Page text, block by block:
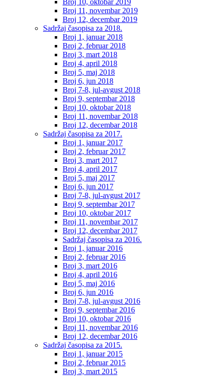
Broj 11, novembar 2019
Broj 12, decembar 2019
Sadržaj časopisa za 2018.
Broj 1, januar 2018
Broj 2, februar 2018
Broj 3, mart 2018
Broj 4, april 2018
Broj 5, maj 2018
Broj 6, jun 2018
Broj 7-8, jul-avgust 2018
Broj 9, septembar 2018
Broj 10, oktobar 2018
Broj 11, novembar 2018
Broj 12, decembar 2018
Sadržaj časopisa za 2017.
Broj 1, januar 2017
Broj 2, februar 2017
Broj 3, mart 2017
Broj 4, april 2017
Broj 5, maj 2017
Broj 6, jun 2017
Broj 7-8, jul-avgust 2017
Broj 9, septembar 2017
Broj 10, oktobar 2017
Broj 11, novembar 2017
Broj 12, decembar 2017
Sadržaj časopisa za 2016.
Broj 1, januar 2016
Broj 2, februar 2016
Broj 3, mart 2016
Broj 4, april 2016
Broj 5, maj 2016
Broj 6, jun 2016
Broj 7-8, jul-avgust 2016
Broj 9, septembar 2016
Broj 10, oktobar 2016
Broj 11, novembar 2016
Broj 12, decembar 2016
Sadržaj časopisa za 2015.
Broj 1, januar 2015
Broj 2, februar 2015
Broj 3, mart 2015